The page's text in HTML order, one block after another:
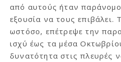
από αυτούς ήταν
εξουσία να τους επιβάλει.
ωστόσο, επέτρεψε την
ισχύ έως τα μέσα
δυνατότητα στις πλευρές